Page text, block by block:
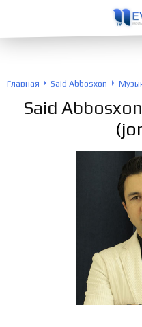
Главная Said Abbosxon
Said Abbosxon